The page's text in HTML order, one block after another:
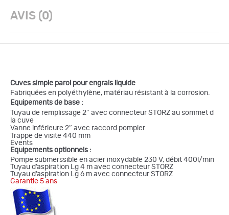
AVIS (0)
Cuves simple paroi pour engrais liquide
Fabriquées en polyéthylène, matériau résistant à la corrosion.
Equipements de base :
Tuyau de remplissage 2″ avec connecteur STORZ au sommet d
la cuve
Vanne inférieure 2″ avec raccord pompier
Trappe de visite 440 mm
Events
Equipements optionnels :
Pompe submerssible en acier inoxydable 230 V, débit 400l/min
Tuyau d’aspiration Lg 4 m avec connecteur STORZ
Tuyau d’aspiration Lg 6 m avec connecteur STORZ
Garantie 5 ans